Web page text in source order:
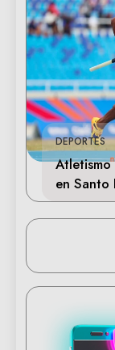
DEPORTES
en Santo